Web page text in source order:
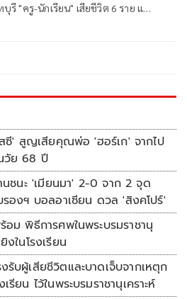
สซี' สูญเสียคุณพ่อ 'ฮอร์เก' จากไป
วัย 68 ปี
นชนะ 'เมียนมา' 2-0 จาก 2 จุด
รองฯ บอลอาเซียน ดวล 'สิงคโปร์'
อม พิธีการศพในพระบรมราชานุ
งในโรงเรียน
รับผู้เสียชีวิตและบาดเจ็บจากเหตุก
รียน ไว้ในพระบรมราชานุเคราะห์